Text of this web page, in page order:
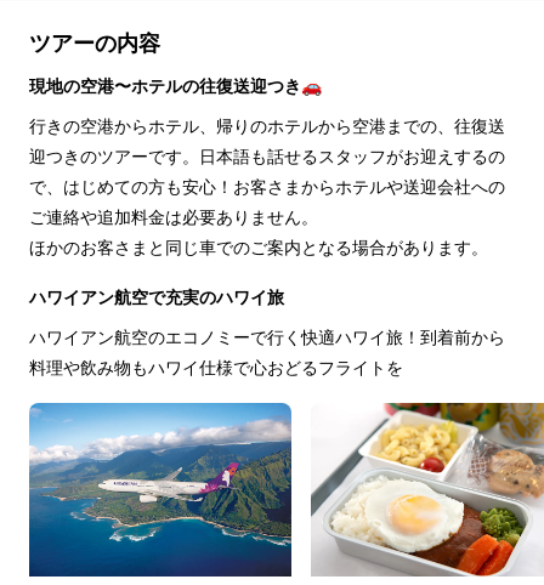
ツアーの内容
現地の空港〜ホテルの往復送迎つき🚗
行きの空港からホテル、帰りのホテルから空港までの、往復送
迎つきのツアーです。日本語も話せるスタッフがお迎えするの
で、はじめての方も安心！お客さまからホテルや送迎会社への
ご連絡や追加料金は必要ありません。
ほかのお客さまと同じ車でのご案内となる場合があります。
ハワイアン航空で充実のハワイ旅
ハワイアン航空のエコノミーで行く快適ハワイ旅！到着前から
料理や飲み物もハワイ仕様で心おどるフライトを